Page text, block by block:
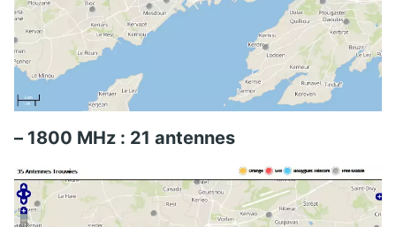
– 1800 MHz : 21 antennes